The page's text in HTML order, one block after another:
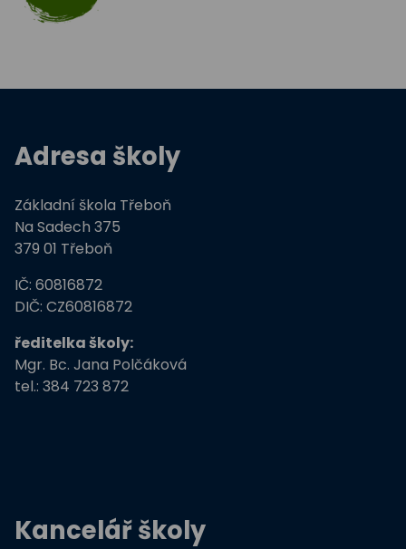
Celé Česko čte dětem
Moderní technologie ve výuce
ZŠ Třeboň, Na Sadech jede do E
Tvořivá dílna žáků ZŠ Třeboň
Zdravé město Třeboň a ZŠ
Stromy, skřeti, dřeváci
EU peníze školám
Němčina nekouše
Adresa školy
Základní škola Třeboň
Na Sadech 375
379 01 Třeboň
IČ: 60816872
DIČ: CZ60816872
ředitelka školy:
Mgr. Bc. Jana Polčáková
tel.: 384 723 872
Kancelář školy